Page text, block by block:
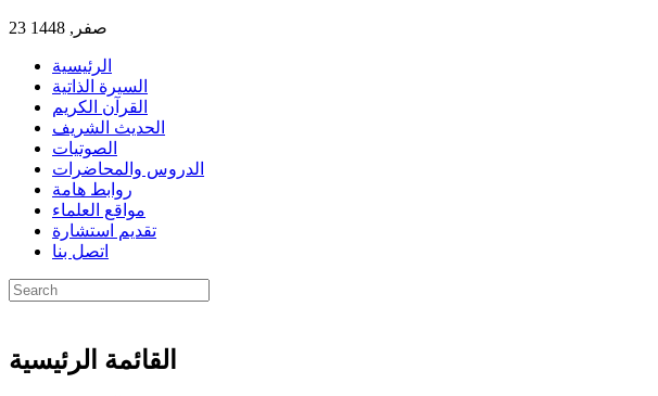
23 صفر, 1448
الرئيسية
السيرة الذاتية
القرآن الكريم
الحديث الشريف
الصوتيات
الدروس والمحاضرات
روابط هامة
مواقع العلماء
تقديم استشارة
اتصل بنا
القائمة الرئيسية